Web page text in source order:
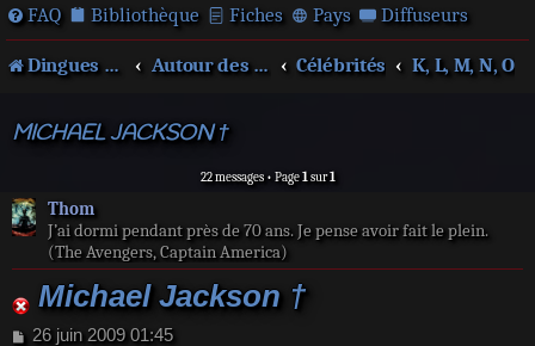
FAQ Bibliothèque Fiches Pays Diffuseurs
Dingues de séries télé ! Autour des films et séries Célébrités K, L, M, N, O
MICHAEL JACKSON †
22 messages • Page1sur1
Thom
J’ai dormi pendant près de 70 ans. Je pense avoir fait le plein.
(The Avengers, Captain America)
Michael Jackson †
M
26 juin 2009 01:45